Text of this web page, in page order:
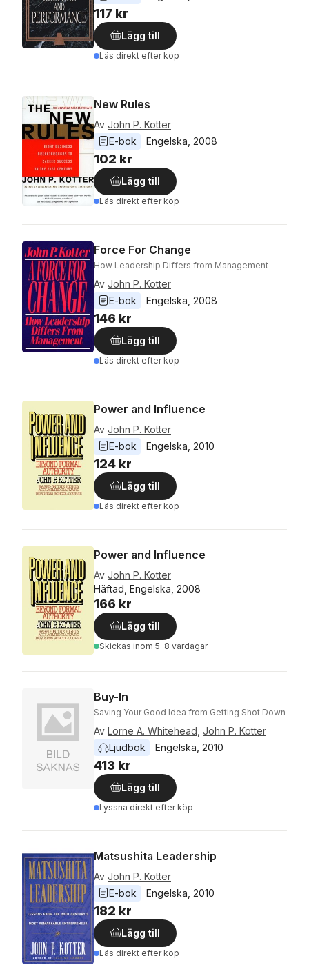
117 kr
Lägg till
Läs direkt efter köp
New Rules
Av John P. Kotter
E-bok
Engelska 2008
102 kr
Lägg till
Läs direkt efter köp
Force For Change
How Leadership Differs from Management
Av John P. Kotter
E-bok
Engelska 2008
146 kr
Lägg till
Läs direkt efter köp
Power and Influence
Av John P. Kotter
E-bok
Engelska 2010
124 kr
Lägg till
Läs direkt efter köp
Power and Influence
Av John P. Kotter
Häftad, Engelska, 2008
166 kr
Lägg till
Skickas inom 5-8 vardagar
Buy-In
Saving Your Good Idea from Getting Shot Down
Av Lorne A. Whitehead John P. Kotter
Ljudbok
Engelska 2010
413 kr
Lägg till
Lyssna direkt efter köp
Matsushita Leadership
Av John P. Kotter
E-bok
Engelska 2010
182 kr
Lägg till
Läs direkt efter köp